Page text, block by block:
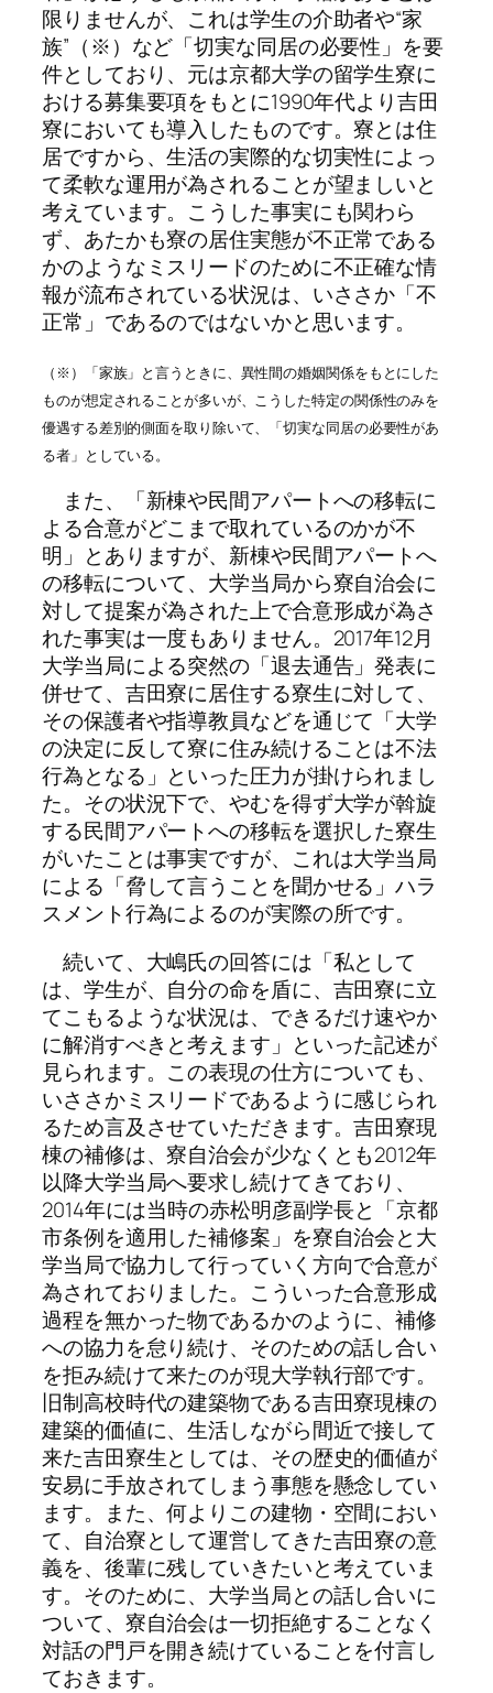
限りませんが、これは学生の介助者や“家
族”（※）など「切実な同居の必要性」を要
件としており、元は京都大学の留学生寮に
おける募集要項をもとに1990年代より吉田
寮においても導入したものです。寮とは住
居ですから、生活の実際的な切実性によっ
て柔軟な運用が為されることが望ましいと
考えています。こうした事実にも関わら
ず、あたかも寮の居住実態が不正常である
かのようなミスリードのために不正確な情
報が流布されている状況は、いささか「不
正常」であるのではないかと思います。
（※）「家族」と言うときに、異性間の婚姻関係をもとにした
ものが想定されることが多いが、こうした特定の関係性のみを
優遇する差別的側面を取り除いて、「切実な同居の必要性があ
る者」としている。
また、「新棟や民間アパートへの移転に
よる合意がどこまで取れているのかが不
明」とありますが、新棟や民間アパートへ
の移転について、大学当局から寮自治会に
対して提案が為された上で合意形成が為さ
れた事実は一度もありません。2017年12月
大学当局による突然の「退去通告」発表に
併せて、吉田寮に居住する寮生に対して、
その保護者や指導教員などを通じて「大学
の決定に反して寮に住み続けることは不法
行為となる」といった圧力が掛けられまし
た。その状況下で、やむを得ず大学が斡旋
する民間アパートへの移転を選択した寮生
がいたことは事実ですが、これは大学当局
による「脅して言うことを聞かせる」ハラ
スメント行為によるのが実際の所です。
続いて、大嶋氏の回答には「私として
は、学生が、自分の命を盾に、吉田寮に立
てこもるような状況は、できるだけ速やか
に解消すべきと考えます」といった記述が
見られます。この表現の仕方についても、
いささかミスリードであるように感じられ
るため言及させていただきます。吉田寮現
棟の補修は、寮自治会が少なくとも2012年
以降大学当局へ要求し続けてきており、
2014年には当時の赤松明彦副学長と「京都
市条例を適用した補修案」を寮自治会と大
学当局で協力して行っていく方向で合意が
為されておりました。こういった合意形成
過程を無かった物であるかのように、補修
への協力を怠り続け、そのための話し合い
を拒み続けて来たのが現大学執行部です。
旧制高校時代の建築物である吉田寮現棟の
建築的価値に、生活しながら間近で接して
来た吉田寮生としては、その歴史的価値が
安易に手放されてしまう事態を懸念してい
ます。また、何よりこの建物・空間におい
て、自治寮として運営してきた吉田寮の意
義を、後輩に残していきたいと考えていま
す。そのために、大学当局との話し合いに
ついて、寮自治会は一切拒絶することなく
対話の門戸を開き続けていることを付言し
ておきます。